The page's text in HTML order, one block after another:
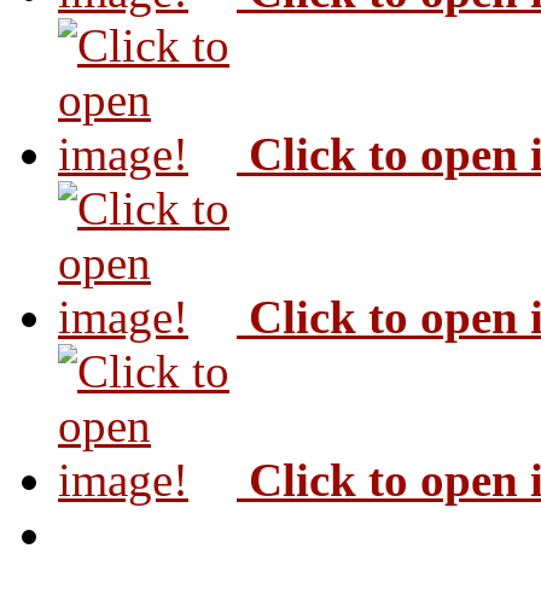
Click to open
Click to open
Click to open